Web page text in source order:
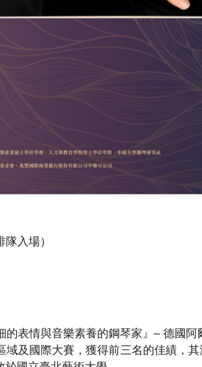
入場）
表情與音樂素養的鋼琴家』– 德國阿
及國際大賽，獲得前三名的佳績，